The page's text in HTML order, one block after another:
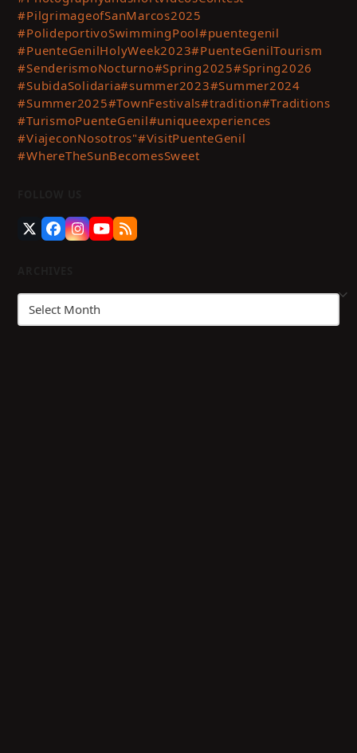
#PilgrimageofSanMarcos2025
#PolideportivoSwimmingPool#puentegenil
#PuenteGenilHolyWeek2023#PuenteGenilTourism
#SenderismoNocturno#Spring2025#Spring2026
#SubidaSolidaria#summer2023#Summer2024
#Summer2025#TownFestivals#tradition#Traditions
#TurismoPuenteGenil#uniqueexperiences
#ViajeconNosotros"#VisitPuenteGenil
#WhereTheSunBecomesSweet
TwitterFacebook
Instagram
YouTube
RSS
Archives